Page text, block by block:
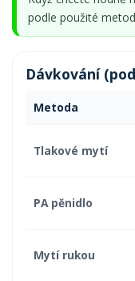
podle použité
Dávkování
Metoda
Tlakové mytí
PA pěnidlo
Mytí rukou